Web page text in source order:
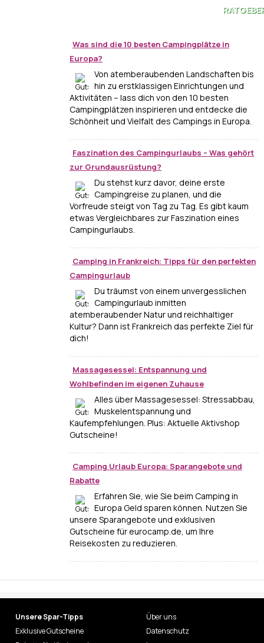
Was sind die 10 besten Campingplätze in
Europa?
Von atemberaubenden Landschaften bis
hin zu erstklassigen Einrichtungen und
Aktivitäten – lass dich von den 10 besten
Campingplätzen inspirieren und entdecke die
Schönheit und Vielfalt des Campings in Europa.
Faszination des Campingurlaubs – Was gehört
zur Grundausrüstung?
Du stehst kurz davor, deine erste
Campingreise zu planen, und die
Vorfreude steigt von Tag zu Tag. Es gibt kaum
etwas Vergleichbares zur Faszination eines
Campingurlaubs.
Camping in Frankreich: Tipps für den perfekten
Campingurlaub
Du träumst von einem unvergesslichen
Campingurlaub inmitten
atemberaubender Natur und reichhaltiger
Kultur? Dann ist Frankreich das perfekte Ziel für
dich!
Massagesessel: Entspannung und
Wohlbefinden im eigenen Zuhause
Alles über Massagesessel: Stressabbau,
Muskelentspannung und
Kaufempfehlungen. Plus: Aktuelle Aktivshop
Gutscheine!
Camping Urlaub Europa: Sparangebote und
Rabatte
Erfahren Sie, wie Sie beim Camping in
Europa Geld sparen können. Nutzen Sie
unsere Sparangebote und exklusiven
Gutscheine für eurocamp.de, um Ihre
Reisekosten zu reduzieren.
Unsere Spar-Tipps
Exklusive Gutscheine
Über uns
Datenschutz